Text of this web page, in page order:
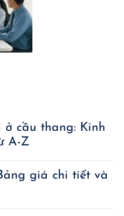
cầu thang: Kinh
A-Z
giá chi tiết và